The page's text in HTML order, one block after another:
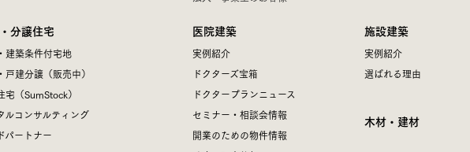
分譲住宅
建築条件付宅地
戸建分譲（販売中）
宅（SumStock）
ルコンサルティング
パートナー
医院建築
実例紹介
ドクターズ宝箱
ドクタープランニュース
セミナー・相談会情報
開業のための物件情報
施設建築
実例紹介
選ばれる理由
木材・建材